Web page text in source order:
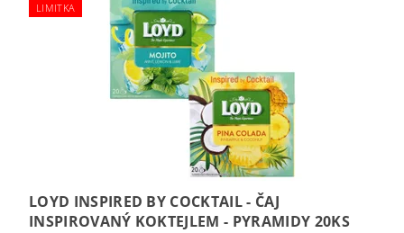
LIMITKA
LOYD INSPIRED BY COCKTAIL - ČAJ
INSPIROVANÝ KOKTEJLEM - PYRAMIDY 20KS